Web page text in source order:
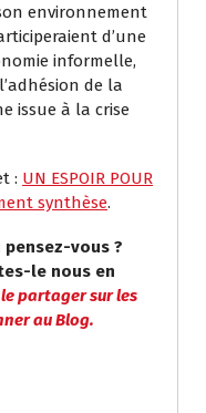
environnement
d’une
informelle,
de la
issue à la crise
: UN ESPOIR POUR
synthèse.
vous ?
le nous en
le partager sur les
au Blog.